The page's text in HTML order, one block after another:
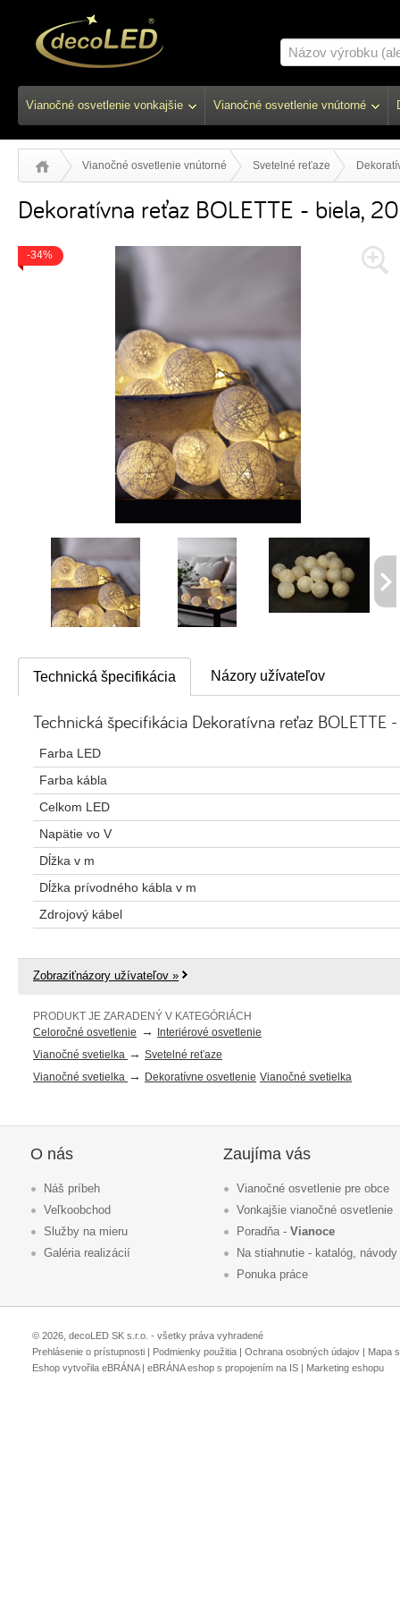
Vianočné osvetlenie vonkajšie Vianočné osvetlenie vnútorné
Vianočné osvetlenie vnútorné Svetelné reťaze
Dekoratívna reťaz BOLETTE - biela,
-34%
Technická špecifikácia Názory užívateľov
Technická špecifikácia Dekoratívna reťaz BOLETTE
Farba LED
Farba kábla
Celkom LED
Napätie vo V
Dĺžka v m
Dĺžka prívodného kábla v m
Zdrojový kábel
Zobraziťnázory užívateľov »
PRODUKT JE ZARADENÝ V KATEGÓRIÁCH
Celoročné osvetlenie → Interiérové osvetlenie
Vianočné svetielka → Svetelné reťaze
Vianočné svetielka → Dekoratívne osvetlenie Vianočné svetielka
O nás
Náš príbeh
Veľkoobchod
Služby na mieru
Galéria realizácií
Zaujíma vás
Vianočné osvetlenie pre obce
Vonkajšie vianočné osvetlenie
Poradňa - Vianoce
Na stiahnutie - katalóg, návody
Ponuka práce
© 2026, decoLED SK s.r.o. - všetky práva vyhradené
Prehlásenie o prístupnosti | Podmienky použitia | Ochrana osobných údajov | Mapa
Eshop vytvořila eBRÁNA| eBRÁNA eshop s propojením na IS | Marketing eshopu